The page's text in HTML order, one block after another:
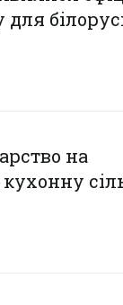
для
на